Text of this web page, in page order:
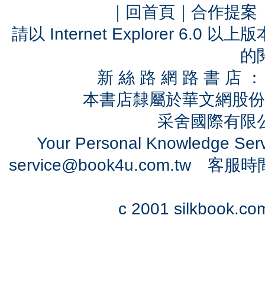
｜ 回首頁 ｜ 合作提案
請以 Internet Explorer 6.0 以上
的
新 絲 路 網 路 書 店
本書店隸屬於華文網股
采舍國際有
Your Personal Knowledge
service@book4u.com.tw客服時
c 2001